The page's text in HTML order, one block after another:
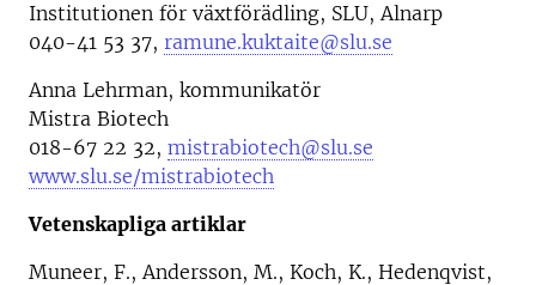
Institutionen för växtförädling, SLU, Alnarp
040-41 53 37, ramune.kuktaite@slu.se
Anna Lehrman, kommunikatör
Mistra Biotech
018-67 22 32, mistrabiotech@slu.se
www.slu.se/mistrabiotech
Vetenskapliga artiklar
Muneer, F., Andersson, M., Koch, K., Hedenqvist,